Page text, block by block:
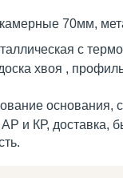
70мм,
с
хвоя ,
основания,
АР и КР, доставка,